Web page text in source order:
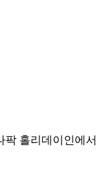
홀리데이인에